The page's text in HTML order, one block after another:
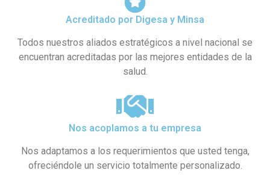
Acreditado por Digesa y Minsa​
Todos nuestros aliados estratégicos a nivel nacional se
encuentran acreditadas por las mejores entidades de la
salud.
Nos acoplamos a tu empresa
Nos adaptamos a los requerimientos que usted tenga,
ofreciéndole un servicio totalmente personalizado.